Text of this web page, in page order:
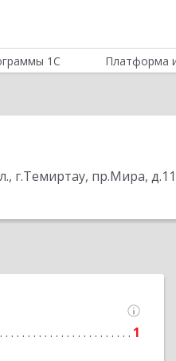
1С Платформа
г.Темиртау, пр.Мира,
1